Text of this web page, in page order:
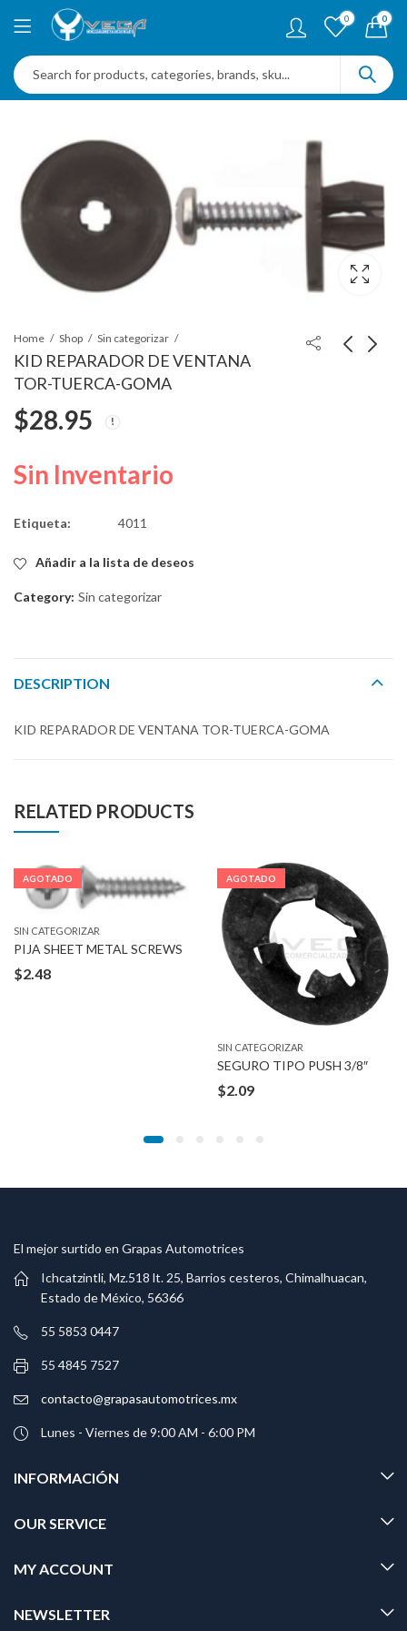
0 0
Home Shop Sin categorizar
KID REPARADOR DE VENTANA
TOR-TUERCA-GOMA
$28.95
Sin Inventario
Etiqueta: 4011
Añadir a la lista de deseos
Category: Sin categorizar
DESCRIPTION
KID REPARADOR DE VENTANA TOR-TUERCA-GOMA
RELATED PRODUCTS
AGOTADO
SIN CATEGORIZAR
PIJA SHEET METAL SCREWS
$2.48
AGOTADO
SIN CATEGORIZAR
SEGURO TIPO PUSH 3/8″
$2.09
El mejor surtido en Grapas Automotrices
Ichcatzintli, Mz.518 lt. 25, Barrios cesteros, Chimalhuacan,
Estado de México, 56366
55 5853 0447
55 4845 7527
contacto@grapasautomotrices.mx
Lunes - Viernes de 9:00 AM - 6:00 PM
INFORMACIÓN
OUR SERVICE
MY ACCOUNT
NEWSLETTER